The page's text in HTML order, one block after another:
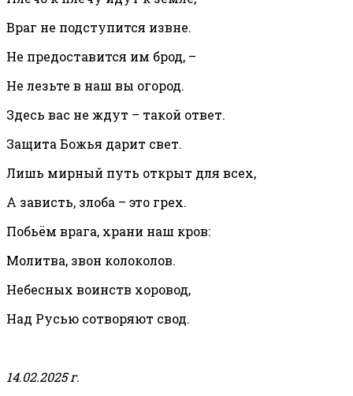
Враг не подступится извне.
Не предоставится им брод, –
Не лезьте в наш вы огород.
Здесь вас не ждут – такой ответ.
Защита Божья дарит свет.
Лишь мирный путь открыт для всех,
А зависть, злоба – это грех.
Побьём врага, храни наш кров:
Молитва, звон колоколов.
Небесных воинств хоровод,
Над Русью сотворяют свод.
14.02.2025 г.